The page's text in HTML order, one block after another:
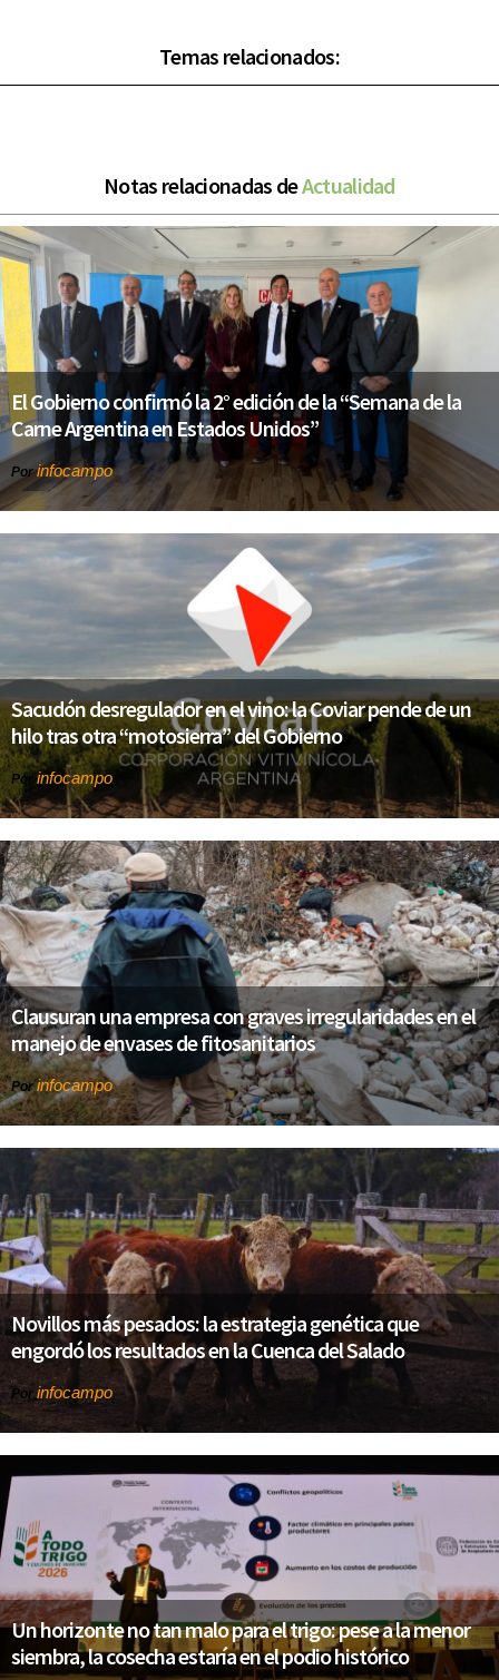
Temas relacionados:
Notas relacionadas deActualidad
El Gobierno confirmó la 2° edición de la “Semana de la
Carne Argentina en Estados Unidos”
Porinfocampo
Sacudón desregulador en el vino: la Coviar pende de un
hilo tras otra “motosierra” del Gobierno
Por infocampo
Clausuran una empresa con graves irregularidades en el
manejo de envases de fitosanitarios
Porinfocampo
Novillos más pesados: la estrategia genética que
engordó los resultados en la Cuenca del Salado
Por infocampo
Un horizonte no tan malo para el trigo: pese a la menor
siembra, la cosecha estaría en el podio histórico